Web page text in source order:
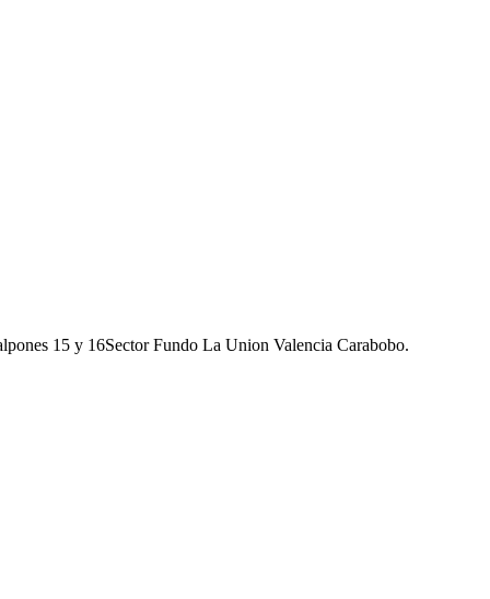
15 y 16Sector Fundo La Union Valencia Carabobo.